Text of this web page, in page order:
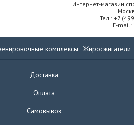
Интернет-магазин
Тел.: +7
E-mail:
комплексы Жиросжигатели
Доставка
Оплата
Самовывоз